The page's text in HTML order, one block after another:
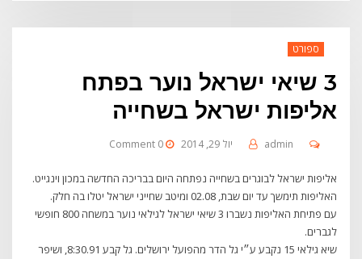
ספורט
3 שיאי ישראל נוער בפתח
אליפות ישראל בשחייה
יול 29, 2014 admin
0 Comment
אליפות ישראל לבוגרים בשחייה נפתחה היום בבריכה החדשה במכון וינגייט.
האליפות תימשך עד יום שבת, 02.08 ומיטב שחייני ישראל יטלו בה חלק.
עם פתיחת האליפות נשברו 3 שיאי ישראל לגילאי נוער במשחה 800 חופשי
לגברים.
שיא גילאי 15 נקבע ע״י גל הדר מהפועל ירושלים. גל קבע 8:30.91, ושיפר